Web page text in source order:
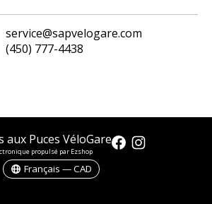
service@sapvelogare.com
(450) 777-4438
Puces VéloGare
propulsé par Ezshop
Français — CAD
English
CAD